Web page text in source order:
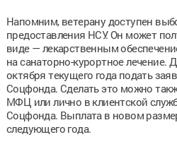
Напомним, ветерану доступен
предоставления НСУ. Он может
виде — лекарственным
на санаторно-курортное лечение.
октября текущего года подать
Соцфонда. Сделать это можно
МФЦ или лично в клиентской
Соцфонда. Выплата в новом
следующего года.